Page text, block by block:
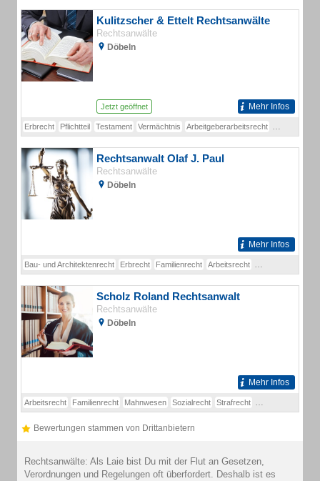
Kulitzscher & Ettelt Rechtsanwälte
Rechtsanwälte
Döbeln
Jetzt geöffnet Mehr Infos
Erbrecht Pflichtteil Testament Vermächtnis Arbeitgeberarbeitsrecht
Rechtsanwalt Olaf J. Paul
Rechtsanwälte
Döbeln
Mehr Infos
Bau- und Architektenrecht Erbrecht Familienrecht Arbeitsrecht
Scholz Roland Rechtsanwalt
Rechtsanwälte
Döbeln
Mehr Infos
Arbeitsrecht Familienrecht Mahnwesen Sozialrecht Strafrecht
Bewertungen stammen von Drittanbietern
Rechtsanwälte: Als Laie bist Du mit der Flut an Gesetzen,
Verordnungen und Regelungen oft überfordert. Deshalb ist es